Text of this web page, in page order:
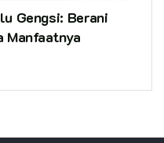
Gengsi: Berani
Manfaatnya